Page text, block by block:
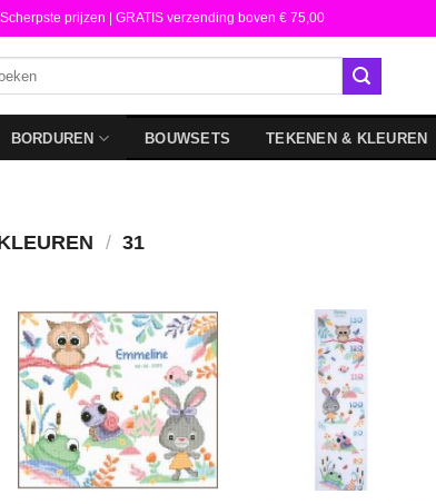
prijzen | GRATIS verzending boven € 75,00
BORDUREN BOUWSETS TEKENEN & KLEUREN
/ 31